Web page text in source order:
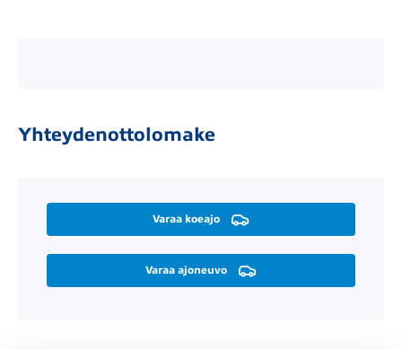
Yhteydenottolomake
Varaa koeajo
Varaa ajoneuvo